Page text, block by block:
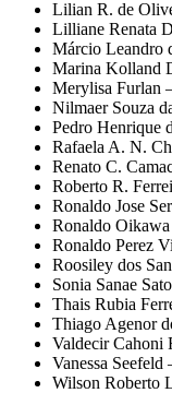
Lilian R. de
Lilliane Renata
Márcio Leandro
Marina Kolland
Merylisa Furlan
Nilmaer Souza
Pedro Henrique
Rafaela A. N.
Renato C.
Roberto R.
Ronaldo Jose
Ronaldo
Ronaldo Perez
Roosiley dos
Sonia Sanae
Thais Rubia
Thiago Agenor
Valdecir Cahoni
Vanessa Seefeld
Wilson Roberto